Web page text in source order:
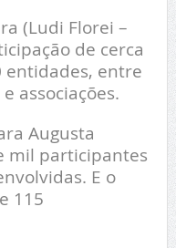
(Ludi Florei –
de cerca
entidades, entre
associações.
Augusta
mil participantes
E o
115